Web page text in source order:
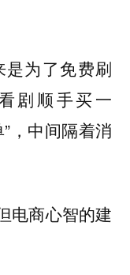
为了免费刷
剧顺手买一
，中间隔着消
电商心智的建